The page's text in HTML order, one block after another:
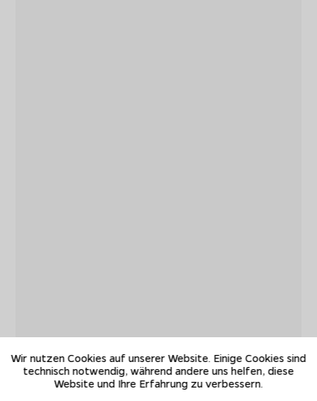
Wir nutzen Cookies auf unserer Website. Einige Cookies sind
technisch notwendig, während andere uns helfen, diese
Website und Ihre Erfahrung zu verbessern.